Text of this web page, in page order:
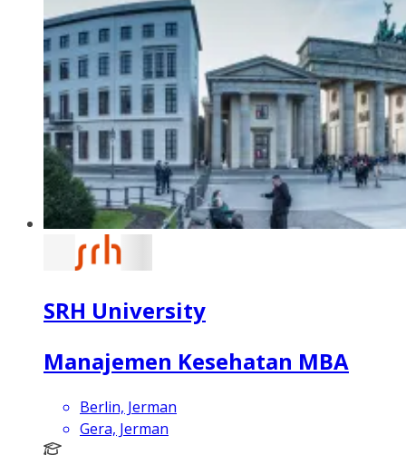
SRH University
Manajemen Kesehatan MBA
Berlin, Jerman
Gera, Jerman